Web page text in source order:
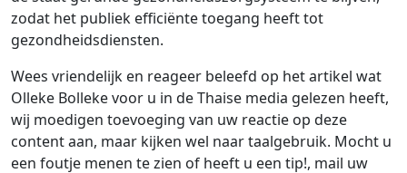
zodat het publiek efficiënte toegang heeft tot
gezondheidsdiensten.
Wees vriendelijk en reageer beleefd op het artikel wat
Olleke Bolleke voor u in de Thaise media gelezen heeft,
wij moedigen toevoeging van uw reactie op deze
content aan, maar kijken wel naar taalgebruik. Mocht u
een foutje menen te zien of heeft u een tip!, mail uw